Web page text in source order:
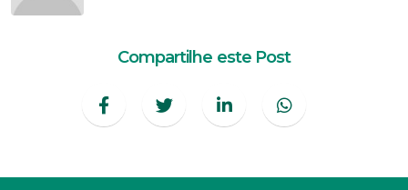
Compartilhe este Post